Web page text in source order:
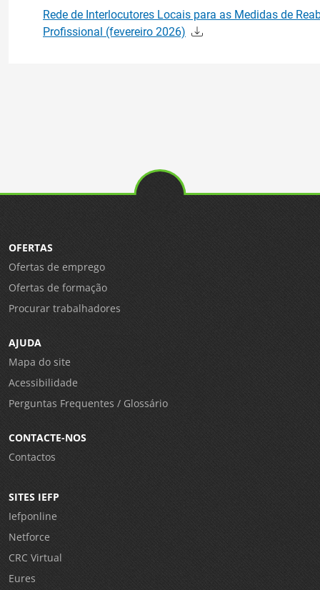
Rede de Interlocutores Locais para as Medidas de
Profissional (fevereiro 2026)
OFERTAS
Ofertas de emprego
Ofertas de formação
Procurar trabalhadores
AJUDA
Mapa do site
Acessibilidade
Perguntas Frequentes / Glossário
CONTACTE-NOS
Contactos
SITES IEFP
Iefponline
Netforce
CRC Virtual
Eures